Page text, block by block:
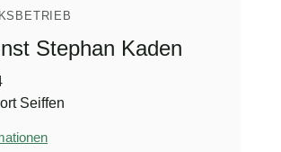
Stephan Kaden
Seiffen